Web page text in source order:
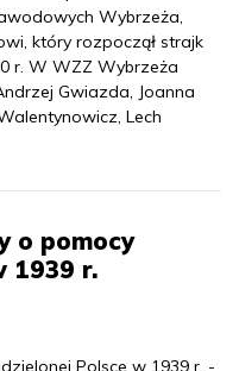
Wybrzeża,
który rozpoczął strajk
r. W WZZ Wybrzeża
Gwiazda, Joanna
Lech
o pomocy
1939 r.
Polsce w 1939 r. -